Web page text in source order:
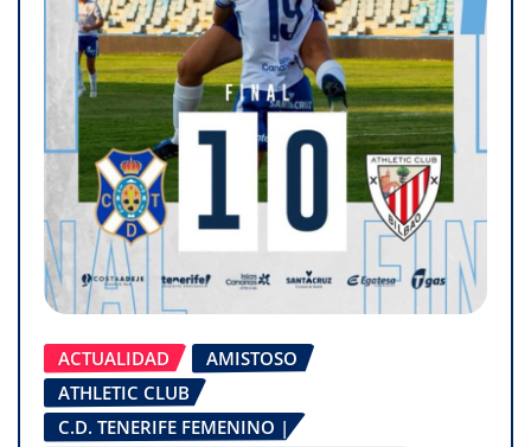
ACTUALIDAD
AMISTOSO
ATHLETIC CLUB
C.D. TENERIFE FEMENINO |